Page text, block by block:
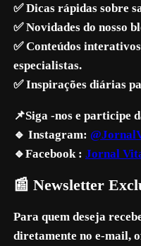
✅ Dicas rápidas sobre
✅ Novidades do nosso
✅ Conteúdos
especialistas.
✅ Inspirações diárias
📌Siga -nos e participe
🔹 Instagram:
🔹Facebook : Jornal
📰 Newsletter
Para quem deseja
diretamente no e-mail,